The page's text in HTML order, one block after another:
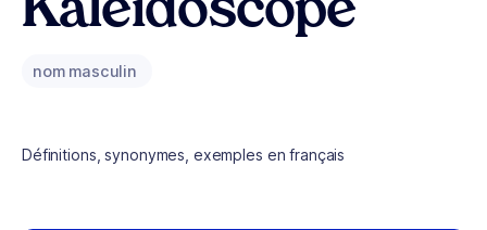
Kaléidoscope
nom masculin
Définitions, synonymes, exemples en français